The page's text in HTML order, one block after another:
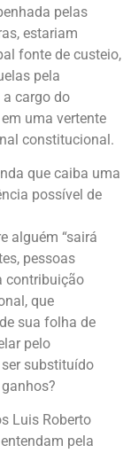
pelas
estariam
fonte de custeio,
pela
cargo do
uma vertente
constitucional.
que caiba uma
possível de
alguém “sairá
pessoas
contribuição
que
sua folha de
pelo
substituído
Luis Roberto
pela